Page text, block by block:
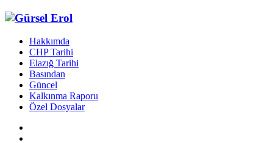
Hakkımda
CHP Tarihi
Elazığ Tarihi
Basından
Güncel
Kalkınma Raporu
Özel Dosyalar